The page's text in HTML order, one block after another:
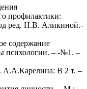
профилактики:
ред. Н.В. Аликиной.-
содержание
психологии. – -№1. –
А.А.Карелина: В 2 т. –